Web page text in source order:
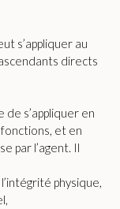
s’appliquer au
directs
s’appliquer en
et en
par l’agent. Il
physique,